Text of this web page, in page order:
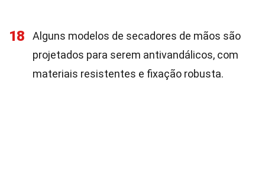
18
Alguns modelos de secadores de mãos são
projetados para serem antivandálicos, com
materiais resistentes e fixação robusta.